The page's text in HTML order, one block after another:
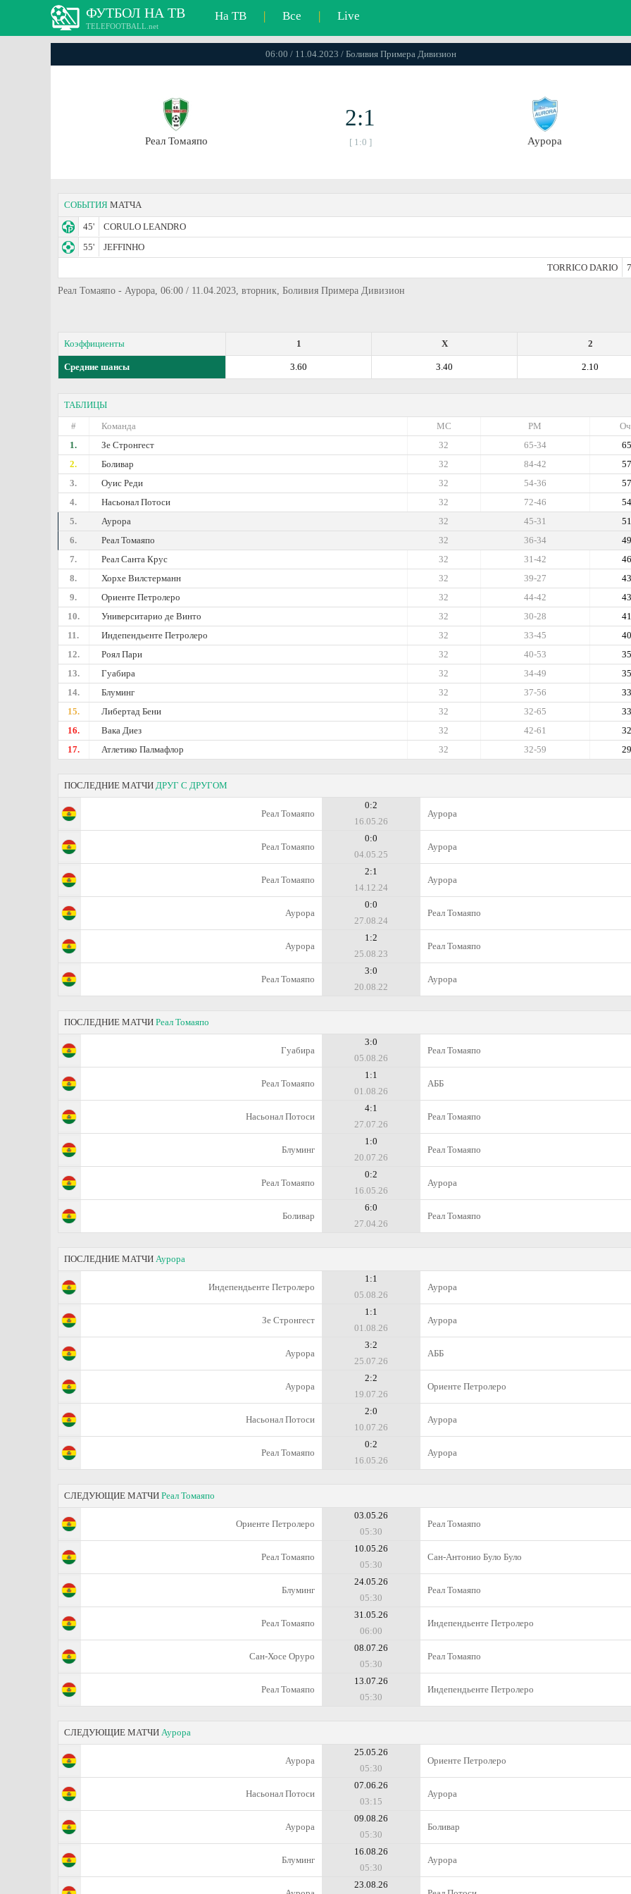
ФУТБОЛ НА ТВ
TELEFOOTBALL.net
На ТВ | Все | Live
06:00 / 11.04.2023 / Боливия Примера Дивизион
Реал Томаяпо
2:1
[ 1:0 ] Аурора
СОБЫТИЯ МАТЧА
45'
CORULO LEANDRO
55'
JEFFINHO
TORRICO DARIO
Реал Томаяпо - Аурора, 06:00 / 11.04.2023, вторник, Боливия Примера Дивизион
Коэффициенты 2
X
1
Средние шансы 2.10
3.40
3.60
ТАБЛИЦЫ
#
Команда РМ
МС
1.
Зе Стронгест 65
65-34
32
2.
Боливар 57
84-42
32
3.
Оуис Реди 57
54-36
32
4.
Насьонал Потоси 54
72-46
32
5.
Аурора 51
45-31
32
6.
Реал Томаяпо 49
36-34
32
7.
Реал Санта Крус 46
31-42
32
8.
Хорхе Вилстерманн 43
39-27
32
9.
Ориенте Петролеро 43
44-42
32
10.
Университарио де Винто 41
30-28
32
11.
Индепендьенте Петролеро 40
33-45
32
12.
Роял Пари 35
40-53
32
13.
Гуабира 35
34-49
32
14.
Блуминг 33
37-56
32
15.
Либертад Бени 33
32-65
32
16.
Вака Диез 32
42-61
32
17.
Атлетико Палмафлор 29
32-59
32
ПОСЛЕДНИЕ МАТЧИ ДРУГ С ДРУГОМ
Реал Томаяпо
0:2
16.05.26
Аурора
Реал Томаяпо
0:0
04.05.25
Аурора
Реал Томаяпо
2:1
14.12.24
Аурора
Аурора
0:0
27.08.24
Реал Томаяпо
Аурора
1:2
25.08.23
Реал Томаяпо
Реал Томаяпо
3:0
20.08.22
Аурора
ПОСЛЕДНИЕ МАТЧИ Реал Томаяпо
Гуабира
3:0
05.08.26
Реал Томаяпо
Реал Томаяпо
1:1
01.08.26
АББ
Насьонал Потоси
4:1
27.07.26
Реал Томаяпо
Блуминг
1:0
20.07.26
Реал Томаяпо
Реал Томаяпо
0:2
16.05.26
Аурора
Боливар
6:0
27.04.26
Реал Томаяпо
ПОСЛЕДНИЕ МАТЧИ Аурора
Индепендьенте Петролеро
1:1
05.08.26
Аурора
Зе Стронгест
1:1
01.08.26
Аурора
Аурора
3:2
25.07.26
АББ
Аурора
2:2
19.07.26
Ориенте Петролеро
Насьонал Потоси
2:0
10.07.26
Аурора
Реал Томаяпо
0:2
16.05.26
Аурора
СЛЕДУЮЩИЕ МАТЧИ Реал Томаяпо
Ориенте Петролеро
03.05.26
05:30
Реал Томаяпо
Реал Томаяпо
10.05.26
05:30
Сан-Антонио Було Було
Блуминг
24.05.26
05:30
Реал Томаяпо
Реал Томаяпо
31.05.26
06:00
Индепендьенте Петролеро
Сан-Хосе Оруро
08.07.26
05:30
Реал Томаяпо
Реал Томаяпо
13.07.26
05:30
Индепендьенте Петролеро
СЛЕДУЮЩИЕ МАТЧИ Аурора
Аурора
25.05.26
05:30
Ориенте Петролеро
Насьонал Потоси
07.06.26
03:15
Аурора
Аурора
09.08.26
05:30
Боливар
Блуминг
16.08.26
05:30
Аурора
23.08.26